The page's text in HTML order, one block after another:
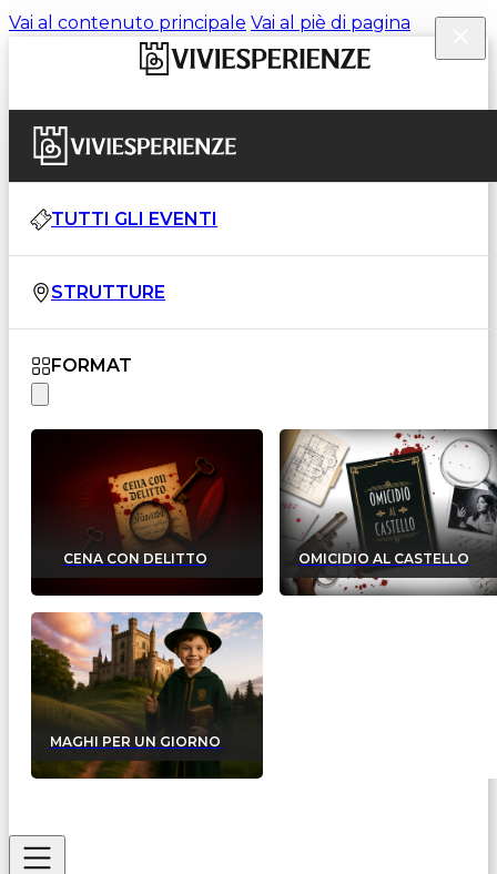
Vai al contenuto principale Vai al piè di pagina
TUTTI GLI EVENTI
STRUTTURE
FORMAT
CENA CON DELITTO OMICIDIO AL CASTELLO
MAGHI PER UN GIORNO